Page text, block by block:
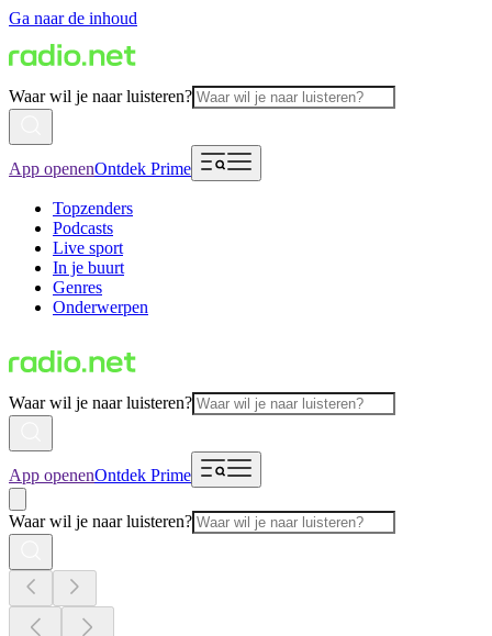
Ga naar de inhoud
Waar wil je naar luisteren?
App openenOntdek Prime
Topzenders
Podcasts
Live sport
In je buurt
Genres
Onderwerpen
Waar wil je naar luisteren?
App openenOntdek Prime
Waar wil je naar luisteren?